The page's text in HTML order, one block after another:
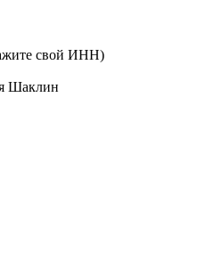
свой ИНН)
Шаклин